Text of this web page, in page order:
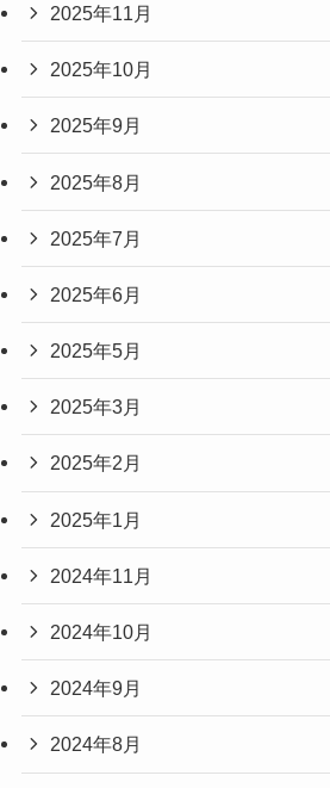
2025年11月
2025年10月
2025年9月
2025年8月
2025年7月
2025年6月
2025年5月
2025年3月
2025年2月
2025年1月
2024年11月
2024年10月
2024年9月
2024年8月